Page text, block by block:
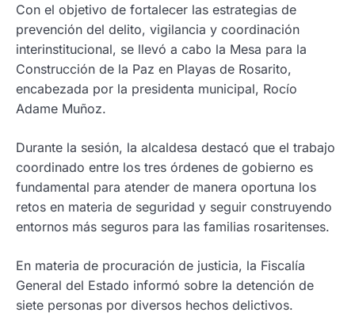
Con el objetivo de fortalecer las estrategias de
prevención del delito, vigilancia y coordinación
interinstitucional, se llevó a cabo la Mesa para la
Construcción de la Paz en Playas de Rosarito,
encabezada por la presidenta municipal, Rocío
Adame Muñoz.
Durante la sesión, la alcaldesa destacó que el trabajo
coordinado entre los tres órdenes de gobierno es
fundamental para atender de manera oportuna los
retos en materia de seguridad y seguir construyendo
entornos más seguros para las familias rosaritenses.
En materia de procuración de justicia, la Fiscalía
General del Estado informó sobre la detención de
siete personas por diversos hechos delictivos.